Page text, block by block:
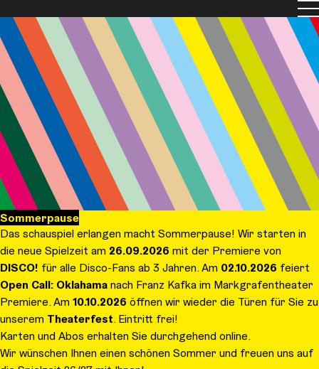
Sommerpause
Das schauspiel erlangen macht Sommerpause! Wir starten in
die neue Spielzeit am 26.09.2026 mit der Premiere von
DISCO! für alle Disco-Fans ab 3 Jahren. Am 02.10.2026 feiert
Open Call: Oklahamanach Franz Kafka im Markgrafentheater
Premiere. Am 10.10.2026 öffnen wir wieder die Türen für Sie zu
unserem Theaterfest. Eintritt frei!
Karten und Abos erhalten Sie durchgehend online.
Wir wünschen Ihnen einen schönen Sommer und freuen uns auf